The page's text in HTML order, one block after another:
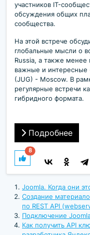
участников IT-
обсуждения общих
сообщества.
На этой встрече
глобальные мысли о
Russia, а также менее
важные и интересные
(JUG) - Moscow. В
регулярные встречи
гибридного формата.
Подробнее
8
Joomla. Когда они
Создание
по REST API
Подключение
Как получить API